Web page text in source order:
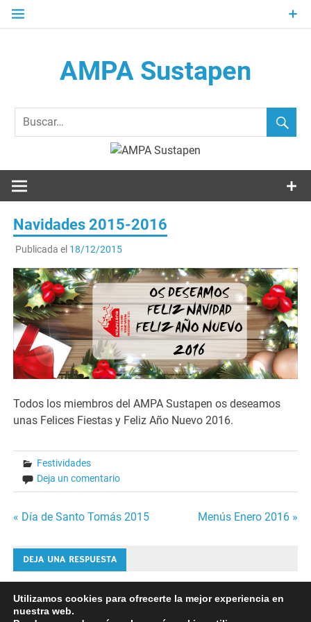
Saltar
AMPA Sustapen
Elkartea Asociación de Padres-Madres de Alumnos del I.E.S.
Navidades 2015-2016
Publicada el 18/12/2015
Todos los miembros del AMPA Sustapen os deseamos
unas Felices Fiestas y Feliz Año Nuevo 2016.
Festividades
Deja un comentario
Navegación
de
entradas
« Día de Santo Tomás 2015 Menús Enero 2016 »
DEJA UNA RESPUESTA
Lo siento, debes estarconectado para publicar un
comentario.
Utilizamos cookies para ofrecerte la mejor experiencia en
nuestra web.